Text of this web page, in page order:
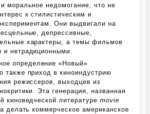
моральное недомогание, что не
к стилистическим и
Они выдвигали на
депрессивные,
характеры, а темы фильмов
нетрадиционными.
определение «Новый»
также приход в киноиндустрию
режиссеров, выходцев из
Эта генерация, названная
киноведческой литературеmovie
делать коммерческое американское